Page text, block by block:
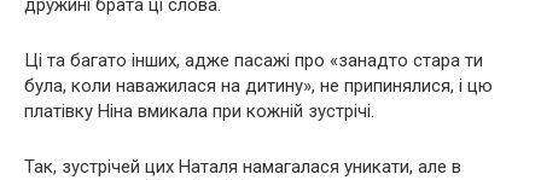
дружині брата ці слова.
Ці та багато інших, адже пасажі про «занадто стара ти
була, коли наважилася на дитину», не припинялися, і цю
платівку Ніна вмикала при кожній зустрічі.
Так, зустрічей цих Наталя намагалася уникати, але в